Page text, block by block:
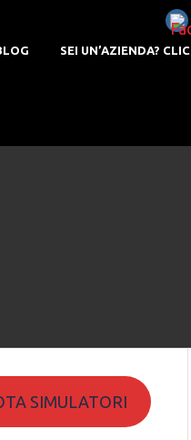
SEI UN’AZIENDA?
SIMULATORI